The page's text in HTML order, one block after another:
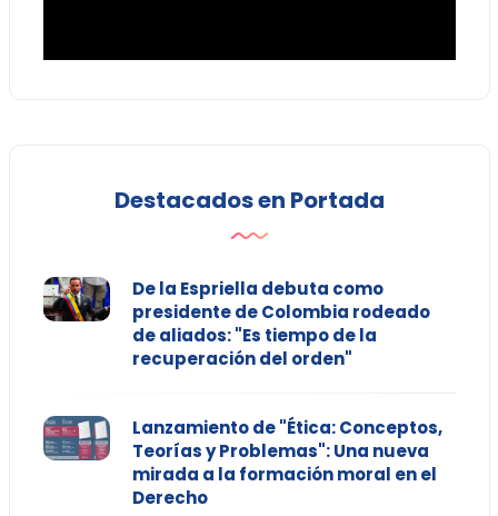
Destacados en Portada
De la Espriella debuta como
presidente de Colombia rodeado
de aliados: "Es tiempo de la
recuperación del orden"
Lanzamiento de "Ética: Conceptos,
Teorías y Problemas": Una nueva
mirada a la formación moral en el
Derecho